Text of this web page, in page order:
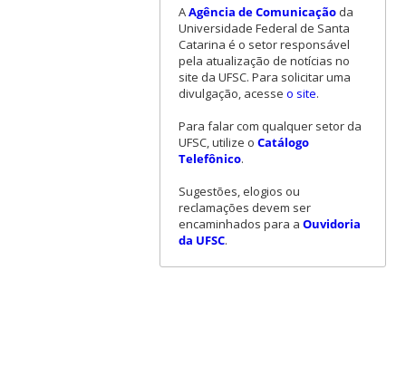
AAgência de Comunicaçãoda
Universidade Federal de Santa
Catarina é o setor responsável
pela atualização de notícias no
site da UFSC. Para solicitar uma
divulgação, acesse o site.
Para falar com qualquer setor da
UFSC, utilize o Catálogo
Telefônico.
Sugestões, elogios ou
reclamações devem ser
encaminhados para a Ouvidoria
da UFSC.